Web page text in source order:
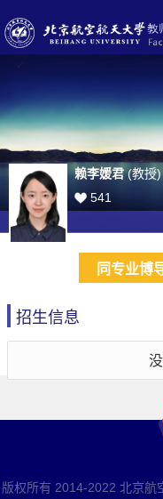
赖李媛君(教授)
541
同专业博
招生信息
版权所有 2014-2022 北京